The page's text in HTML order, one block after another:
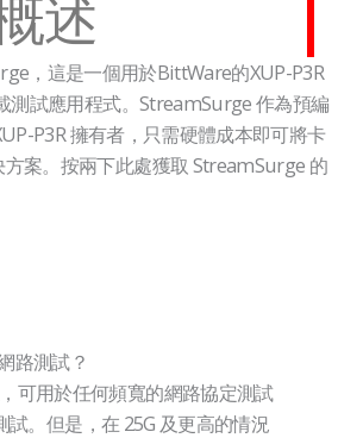
述
，這是一個用於BittWare的XUP-P3R
測試應用程式。StreamSurge 作為預編
P3R 擁有者，只需硬體成本即可將卡
案。按兩下此處獲取 StreamSurge 的
路測試？
可用於任何頻寬的網路協定測試
試。但是，在 25G 及更高的情況